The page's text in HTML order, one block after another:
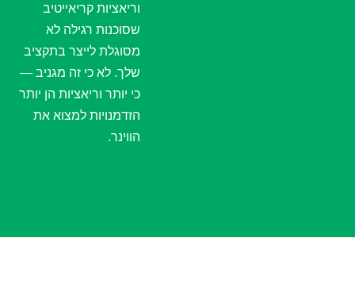
וריאציות קריאייטיב
שסוכנות רגילה לא
מסוגלת לייצר בתקציב
שלך. לא כי זה מגניב —
כי יותר וריאציות הן יותר
הזדמנויות למצוא את
הווינר.